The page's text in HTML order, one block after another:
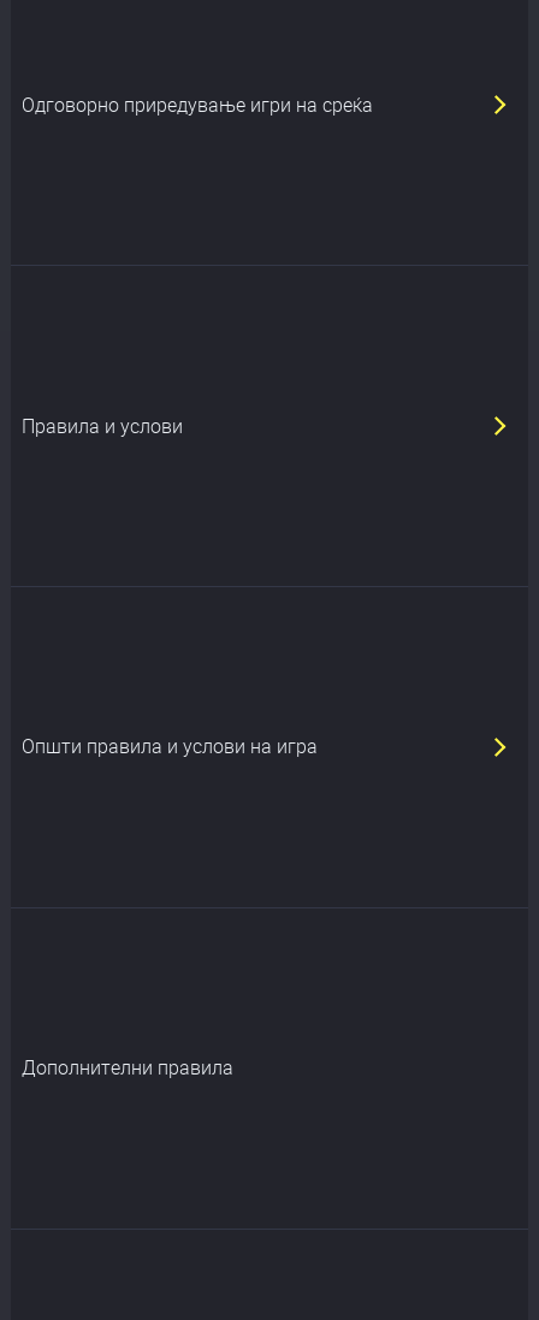
Oдговорно приредување игри на среќа
Правила и услови
Општи правила и услови на игра
Дополнителни правила